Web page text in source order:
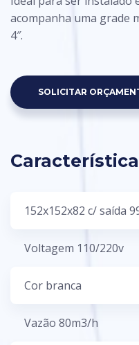
acompanha uma grade
4″.
SOLICITAR
152x152x82 c/ saí­da
Voltagem 110/220v
Cor branca
Vazão 80m3/h